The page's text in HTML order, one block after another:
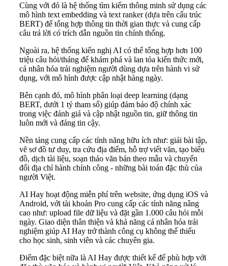
Cùng với đó là hệ thống tìm kiếm thông minh sử dụng các
mô hình text embedding và text ranker (dựa trên cấu trúc
BERT) để tổng hợp thông tin thời gian thực và cung cấp
câu trả lời có trích dẫn nguồn tin chính thống.
Ngoài ra, hệ thống kiến nghị AI có thể tổng hợp hơn 100
triệu câu hỏi/tháng để khám phá và lan tỏa kiến thức mới,
cá nhân hóa trải nghiệm người dùng dựa trên hành vi sử
dụng, với mô hình được cập nhật hàng ngày.
Bên cạnh đó, mô hình phân loại deep learning (dạng
BERT, dưới 1 tỷ tham số) giúp đảm bảo độ chính xác
trong việc đánh giá và cập nhật nguồn tin, giữ thông tin
luôn mới và đáng tin cậy.
Nền tảng cung cấp các tính năng hữu ích như: giải bài tập,
vẽ sơ đồ tư duy, tra cứu địa điểm, hỗ trợ viết văn, tạo biểu
đồ, dịch tài liệu, soạn thảo văn bản theo mẫu và chuyển
đổi địa chỉ hành chính công - những bài toán đặc thù của
người Việt.
AI Hay hoạt động miễn phí trên website, ứng dụng iOS và
Android, với tài khoản Pro cung cấp các tính năng nâng
cao như: upload file dữ liệu và đặt gần 1.000 câu hỏi mỗi
ngày. Giao diện thân thiện và khả năng cá nhân hóa trải
nghiệm giúp AI Hay trở thành công cụ không thể thiếu
cho học sinh, sinh viên và các chuyên gia.
Điểm đặc biệt nữa là AI Hay được thiết kế để phù hợp với